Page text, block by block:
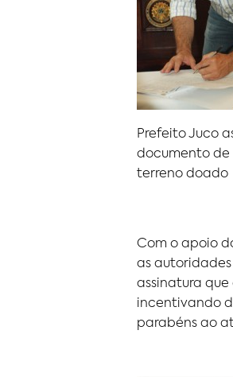
Prefeito Juco
documento de
terreno doado
Com o apoio
as autoridades
assinatura
incentivando
parabéns ao